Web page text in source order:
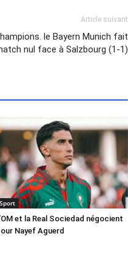
Article suivant
le Bayern Munich fait
nul face à Salzbourg (1-1)
Sport
et la Real Sociedad négocient
Nayef Aguerd